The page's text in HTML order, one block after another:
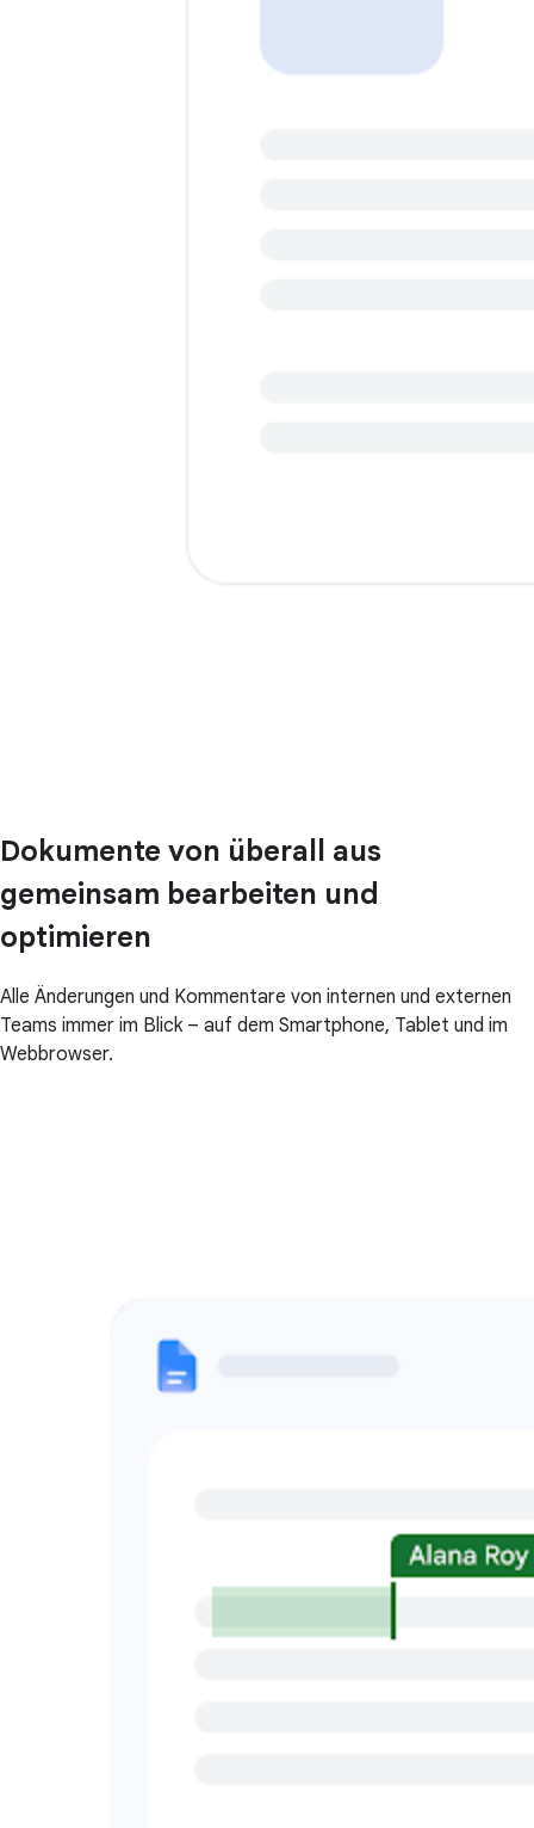
Dokumente von überall aus
gemeinsam bearbeiten und
optimieren
Alle Änderungen und Kommentare von internen und externen
Teams immer im Blick – auf dem Smartphone, Tablet und im
Webbrowser.